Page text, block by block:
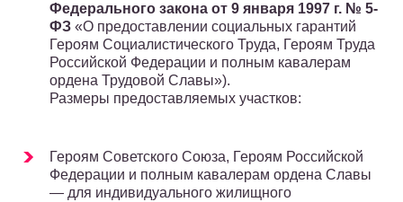
Федерального закона от 9 января 1997 г. № 5-
ФЗ «О предоставлении социальных гарантий
Героям Социалистического Труда, Героям Труда
Российской Федерации и полным кавалерам
ордена Трудовой Славы»).
Размеры предоставляемых участков:
Героям Советского Союза, Героям Российской
Федерации и полным кавалерам ордена Славы
— для индивидуального жилищного